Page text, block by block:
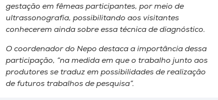
A+
gestação em fêmeas participantes, por meio de
ultrassonografia, possibilitando aos visitantes
conhecerem ainda sobre essa técnica de diagnóstico.
O coordenador do Nepo destaca a importância dessa
participação, “na medida em que o trabalho junto aos
produtores se traduz em possibilidades de realização
de futuros trabalhos de pesquisa”.